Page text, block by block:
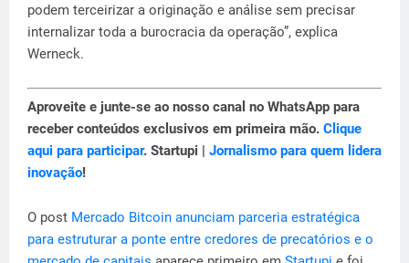
podem terceirizar a originação e análise sem precisar
internalizar toda a burocracia da operação”, explica
Werneck.
Aproveite e junte-se ao nosso canal no WhatsApp para
receber conteúdos exclusivos em primeira mão. Clique
aqui para participar. Startupi | Jornalismo para quem lidera
inovação!
O post Mercado Bitcoin anunciam parceria estratégica
para estruturar a ponte entre credores de precatórios e o